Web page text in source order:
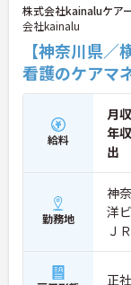
株式会社kainaluケア
会社kainalu
【神奈川県
看護のケアマ
給料
月収
年収
出
勤務地
神
洋
Ｊ
正